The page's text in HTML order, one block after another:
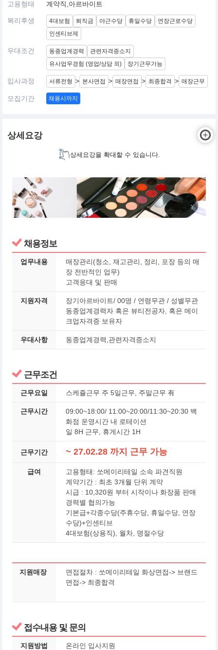
고용형태 계약직,아르바이트
복리후생 4대보험 퇴직금 야근수당 휴일수당
연장근로수당
인센티브제
우대조건 동종업계경력
관련자격증소지
유사업무경험 (영업/상담 외)
장기근무가능
입사과정 서류전형 > 본사면접 > 매장면접 > 최종합격 > 매장근무
모집기간 채용시까지
상세요강
상세요강을 확대할 수 있습니다.
채용정보
업무내용
매장관리(청소, 재고관리, 정리, 포장 등의 매
장 전반적인 업무)
고객응대 및 판매
지원자격
장기아르바이트/ 00명 / 연령무관 / 성별무관
동종업계경력자 혹은 뷰티전공자, 혹은 메이
크업자격증 보유자
우대사항 동종업계경력,관련자격증소지
근무조건
근무요일 스케쥴근무 주 5일근무, 주말근무 有
근무시간
09:00~18:00/ 11:00~20:00/11:30~20:30 백
화점 운영시간 내 로테이션
일 8H 근무, 휴게시간 1H
근무기간 ~ 27.02.28 까지 근무 가능
급여
고용형태: 쏘메이리테일 소속 파견직원
계약기간 : 최초 3개월 단위 계약
시급 : 10,320원 부터 시작이나 화장품 판매
경력별 협의가능
기본급+각종수당(주휴수당, 휴일수당, 연장
수당)+인센티브
4대보험(상용직), 월차, 명절수당
지원매장
면접절차 : 쏘메이리테일 화상면접-> 브랜드
면접-> 최종합격
접수내용 및 문의
지원방법 온라인 입사지원